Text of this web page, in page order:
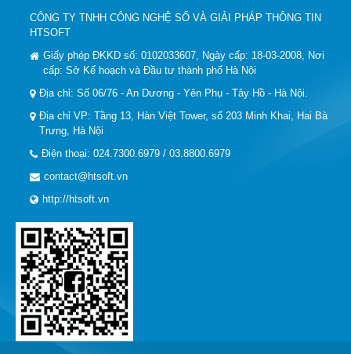
CÔNG TY TNHH CÔNG NGHỆ SỐ VÀ GIẢI PHÁP THÔNG TIN
HTSOFT
Giấy phép ĐKKD số: 0102033607, Ngày cấp: 18-03-2008, Nơi
cấp: Sở Kế hoạch và Đầu tư thành phố Hà Nội
Địa chỉ: Số 06/76 - An Dương - Yên Phụ - Tây Hồ - Hà Nội.
Địa chỉ VP: Tầng 13, Hàn Việt Tower, số 203 Minh Khai, Hai Bà
Trưng, Hà Nội
Điện thoại: 024.7300.6979 / 03.8800.6979
contact@htsoft.vn
http://htsoft.vn